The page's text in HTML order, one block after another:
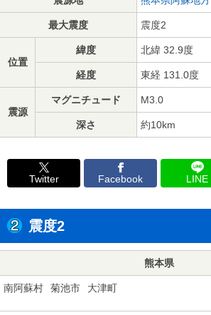
最大震度 震度2
位置
緯度 北緯 32.9度
経度 東経 131.0度
震源
マグニチュード M3.0
深さ 約10km
Twitter Facebook LINE
震度2
熊本県
南阿蘇村 菊池市 大津町